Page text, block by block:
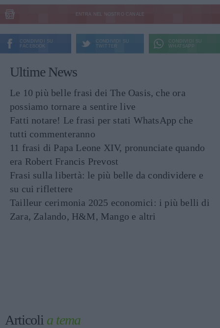
ENTRA NEL NOSTRO CANALE
CONDIVIDI SU
FACEBOOK
CONDIVIDI SU
TWITTER
CONDIVIDI SU
WHATSAPP
Ultime News
Le 10 più belle frasi dei The Oasis, che ora
possiamo tornare a sentire live
Fatti notare! Le frasi per stati WhatsApp che
tutti commenteranno
11 frasi di Papa Leone XIV, pronunciate quando
era Robert Francis Prevost
Frasi sulla libertà: le più belle da condividere e
su cui riflettere
Tailleur cerimonia 2025 economici: i più belli di
Zara, Zalando, H&M, Mango e altri
Articoli a tema